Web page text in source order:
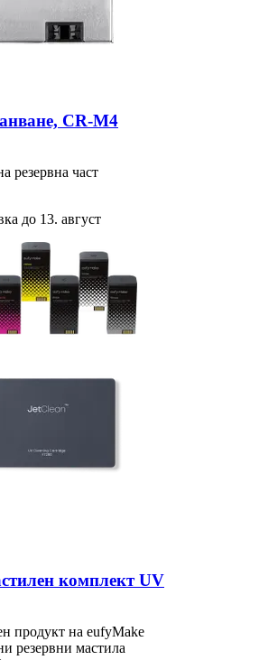
CR-​M4
резервна част
до 13. август
комплект UV
продукт на eufyMake
резервни мастила